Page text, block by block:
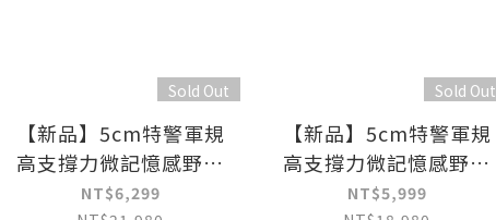
Sold Out
【新品】5cm特警軍規
高支撐力微記憶感野戰
輕量薄墊雙人加大6尺
NT$6,299
Sold Out
【新品】5cm特警軍規
高支撐力微記憶感野戰
輕量薄墊標準雙人5尺
NT$5,999